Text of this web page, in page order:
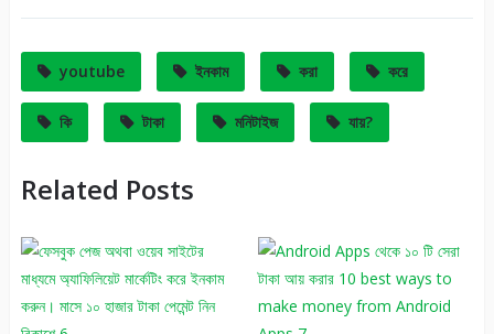
youtube ইনকাম করা করে
কি টাকা মনিটাইজ যায়?
Related Posts